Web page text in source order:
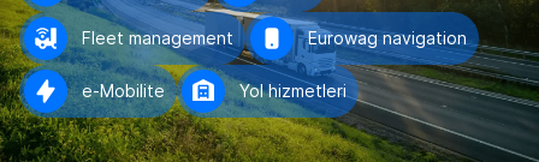
Fleet management Eurowag navigation
e-Mobilite Yol hizmetleri